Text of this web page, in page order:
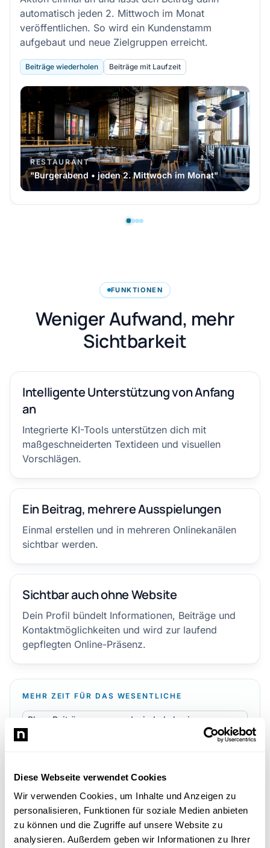
Diese Webseite verwendet Cookies
Wir verwenden Cookies, um Inhalte und Anzeigen zu
personalisieren, Funktionen für soziale Medien anbieten
zu können und die Zugriffe auf unsere Website zu
analysieren. Außerdem geben wir Informationen zu Ihrer
automatisch jeden 2. Mittwoch im Monat
veröffentlichen. So wird ein Kundenstamm
aufgebaut und neue Zielgruppen erreicht.
Beiträge wiederholen Beiträge mit Laufzeit
RESTAURANT
"Burgerabend • jeden 2. Mittwoch im Monat"
FUNKTIONEN
Weniger Aufwand, mehr
Sichtbarkeit
Intelligente Unterstützung von Anfang
an
Integrierte KI-Tools unterstützen dich mit
maßgeschneiderten Textideen und visuellen
Vorschlägen.
Ein Beitrag, mehrere Ausspielungen
Einmal erstellen und in mehreren Onlinekanälen
sichtbar werden.
Sichtbar auch ohne Website
Dein Profil bündelt Informationen, Beiträge und
Kontaktmöglichkeiten und wird zur laufend
gepflegten Online-Präsenz.
MEHR ZEIT FÜR DAS WESENTLICHE
Plane Beiträge voraus und wiederhole sie